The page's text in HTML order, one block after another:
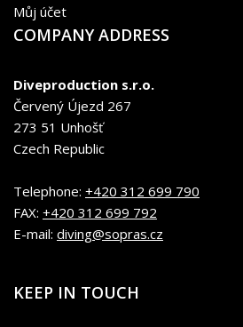
Můj účet
COMPANY ADDRESS
Diveproduction s.r.o.
Červený Újezd 267
273 51 Unhošť
Czech Republic
Telephone: +420 312 699 790
FAX: +420 312 699 792
E-mail: diving@sopras.cz
KEEP IN TOUCH